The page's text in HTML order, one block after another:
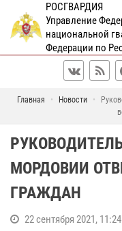
РОСГВАРДИЯ
Управление
национальной
Федерации по
Главная Новости
МОРДОВИИ
ГРАЖДАН
22 сентября 2021, 11:24